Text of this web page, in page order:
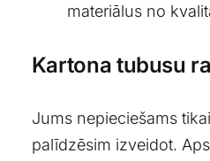
materiālus no
Kartona tubusu
Jums nepieciešams
palīdzēsim izveidot.